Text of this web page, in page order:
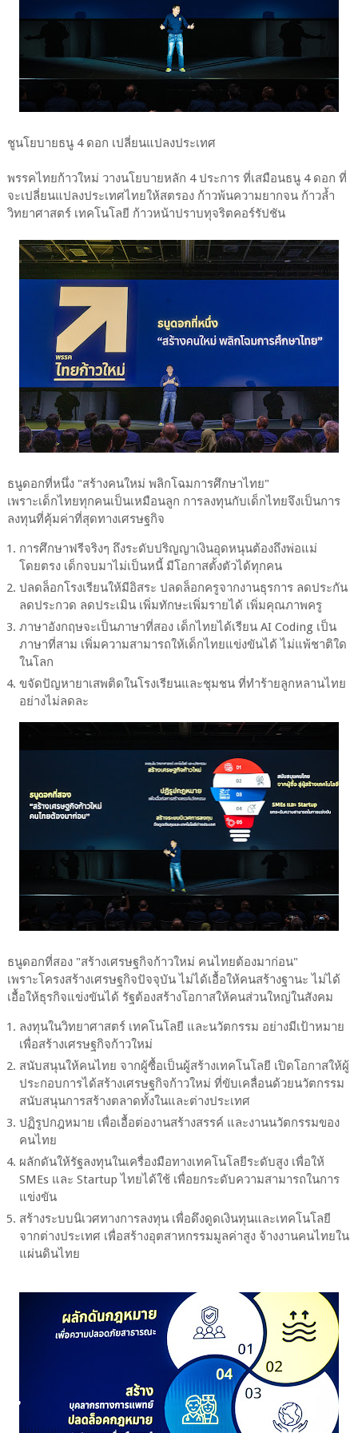
ชูนโยบายธนู 4 ดอก เปลี่ยนแปลงประเทศ
พรรคไทยก้าวใหม่ วางนโยบายหลัก 4 ประการ ที่เสมือนธนู 4 ดอก ที่
จะเปลี่ยนแปลงประเทศไทยให้สตรอง ก้าวพ้นความยากจน ก้าวล้ำ
วิทยาศาสตร์ เทคโนโลยี ก้าวหน้าปราบทุจริตคอร์รัปชัน
ธนูดอกที่หนึ่ง "สร้างคนใหม่ พลิกโฉมการศึกษาไทย"
เพราะเด็กไทยทุกคนเป็นเหมือนลูก การลงทุนกับเด็กไทยจึงเป็นการ
ลงทุนที่คุ้มค่าที่สุดทางเศรษฐกิจ
การศึกษาฟรีจริงๆ ถึงระดับปริญญาเงินอุดหนุนต้องถึงพ่อแม่
โดยตรง เด็กจบมาไม่เป็นหนี้ มีโอกาสตั้งตัวได้ทุกคน
ปลดล็อกโรงเรียนให้มีอิสระ ปลดล็อกครูจากงานธุรการ ลดประกัน
ลดประกวด ลดประเมิน เพิ่มทักษะเพิ่มรายได้ เพิ่มคุณภาพครู
ภาษาอังกฤษจะเป็นภาษาที่สอง เด็กไทยได้เรียน AI Coding เป็น
ภาษาที่สาม เพิ่มความสามารถให้เด็กไทยแข่งขันได้ ไม่แพ้ชาติใด
ในโลก
ขจัดปัญหายาเสพติดในโรงเรียนและชุมชน ที่ทำร้ายลูกหลานไทย
อย่างไม่ลดละ
ธนูดอกที่สอง "สร้างเศรษฐกิจก้าวใหม่ คนไทยต้องมาก่อน"
เพราะโครงสร้างเศรษฐกิจปัจจุบัน ไม่ได้เอื้อให้คนสร้างฐานะ ไม่ได้
เอื้อให้ธุรกิจแข่งขันได้ รัฐต้องสร้างโอกาสให้คนส่วนใหญ่ในสังคม
ลงทุนในวิทยาศาสตร์ เทคโนโลยี และนวัตกรรม อย่างมีเป้าหมาย
เพื่อสร้างเศรษฐกิจก้าวใหม่
สนับสนุนให้คนไทย จากผู้ซื้อเป็นผู้สร้างเทคโนโลยี เปิดโอกาสให้ผู้
ประกอบการได้สร้างเศรษฐกิจก้าวใหม่ ที่ขับเคลื่อนด้วยนวัตกรรม
สนับสนุนการสร้างตลาดทั้งในและต่างประเทศ
ปฏิรูปกฎหมาย เพื่อเอื้อต่องานสร้างสรรค์ และงานนวัตกรรมของ
คนไทย
ผลักดันให้รัฐลงทุนในเครื่องมือทางเทคโนโลยีระดับสูง เพื่อให้
SMEs และ Startup ไทยได้ใช้ เพื่อยกระดับความสามารถในการ
แข่งขัน
สร้างระบบนิเวศทางการลงทุน เพื่อดึงดูดเงินทุนและเทคโนโลยี
จากต่างประเทศ เพื่อสร้างอุตสาหกรรมมูลค่าสูง จ้างงานคนไทยใน
แผ่นดินไทย